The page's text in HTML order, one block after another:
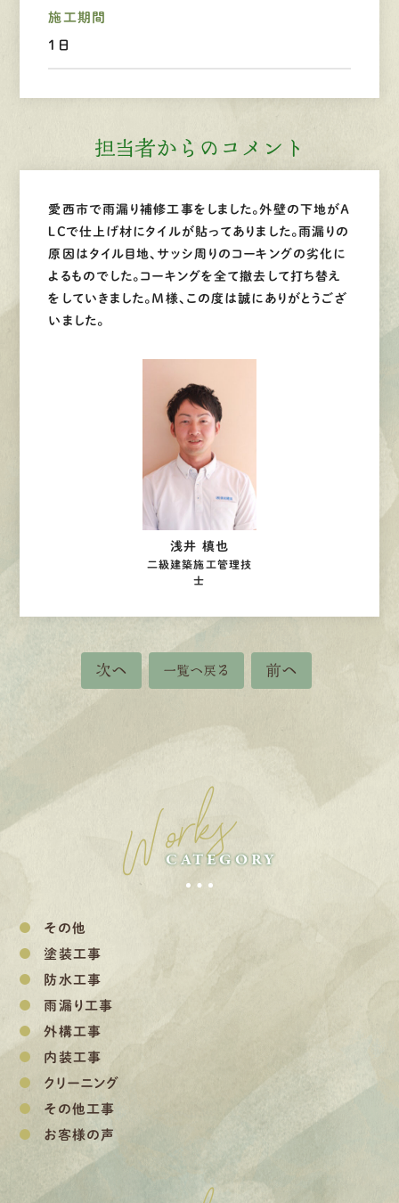
LINEでお手軽相談
施工期間
1日
担当者からのコメント
愛西市で雨漏り補修工事をしました。外壁の下地がＡ
ＬＣで仕上げ材にタイルが貼ってありました。雨漏りの
原因はタイル目地、サッシ周りのコーキングの劣化に
よるものでした。コーキングを全て撤去して打ち替え
をしていきました。Ｍ様、この度は誠にありがとうござ
いました。
浅井 槙也
二級建築施工管理技
士
次へ 一覧へ戻る 前へ
Works
CATEGORY
その他
塗装工事
防水工事
雨漏り工事
外構工事
内装工事
クリーニング
その他工事
お客様の声